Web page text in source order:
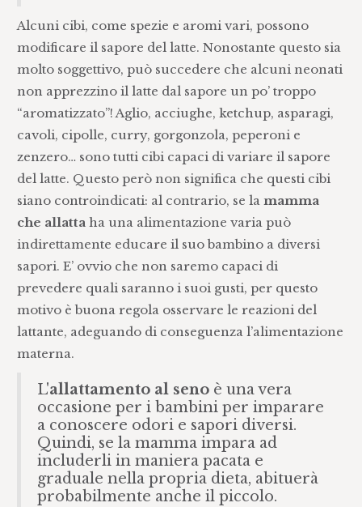
Alcuni cibi, come spezie e aromi vari, possono
modificare il sapore del latte. Nonostante questo sia
molto soggettivo, può succedere che alcuni neonati
non apprezzino il latte dal sapore un po’ troppo
“aromatizzato”! Aglio, acciughe, ketchup, asparagi,
cavoli, cipolle, curry, gorgonzola, peperoni e
zenzero… sono tutti cibi capaci di variare il sapore
del latte. Questo però non significa che questi cibi
siano controindicati: al contrario, se lamamma
che allatta ha una alimentazione varia può
indirettamente educare il suo bambino a diversi
sapori. E’ ovvio che non saremo capaci di
prevedere quali saranno i suoi gusti, per questo
motivo è buona regola osservare le reazioni del
lattante, adeguando di conseguenza l’alimentazione
materna.
L'allattamento al seno è una vera
occasione per i bambini per imparare
a conoscere odori e sapori diversi.
Quindi, se la mamma impara ad
includerli in maniera pacata e
graduale nella propria dieta, abituerà
probabilmente anche il piccolo.